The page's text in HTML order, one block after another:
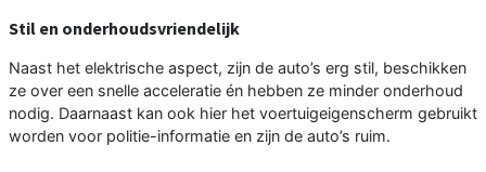
Stil en onderhoudsvriendelijk
Naast het elektrische aspect, zijn de auto’s erg stil, beschikken
ze over een snelle acceleratie én hebben ze minder onderhoud
nodig. Daarnaast kan ook hier het voertuigeigenscherm gebruikt
worden voor politie-informatie en zijn de auto’s ruim.